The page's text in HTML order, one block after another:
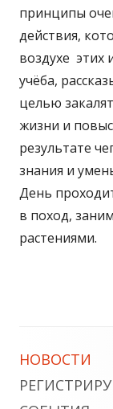
принципы
действия,
воздухе этих
учёба,
целью
жизни и
результате
знания и
День
в поход,
растениями.
Главная
боковая
НОВОСТИ